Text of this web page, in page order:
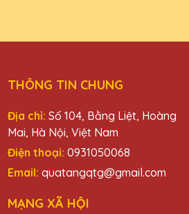
Lê QTG thật sự tinh tế và đẳng cấp.
luôn mang lại sự hài lòng. Thiết kế
THÔNG TIN CHUNG
Địa chỉ: Số 104, Bằng Liệt, Hoàng
Mai, Hà Nội, Việt Nam
Điện thoại: 0931050068
Email: quatangqtg@gmail.com
MẠNG XÃ HỘI